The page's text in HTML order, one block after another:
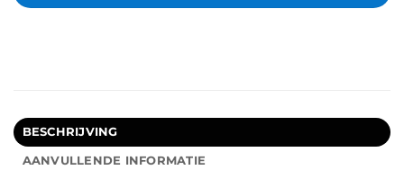
BESCHRIJVING
AANVULLENDE INFORMATIE